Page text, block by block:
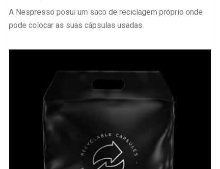
A Nespresso posui um saco de reciclagem próprio onde
pode colocar as suas cápsulas usadas.